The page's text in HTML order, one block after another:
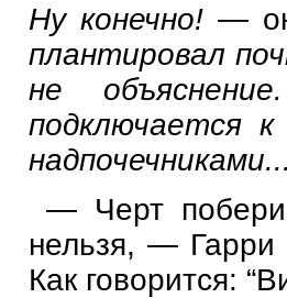
Ну конечно!—
плантировал
не
подключается
— Черт
нельзя, — Гарри
Как говорится: